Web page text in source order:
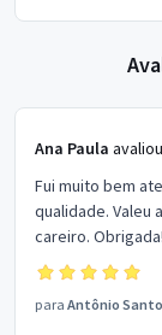
Ana Paula
Fui muito bem
qualidade. Valeu
careiro. Obrigada!
para Antônio